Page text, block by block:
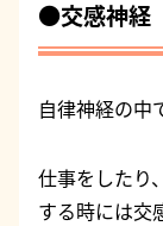
●交感神経
自律神経の中
仕事をしたり
する時には交